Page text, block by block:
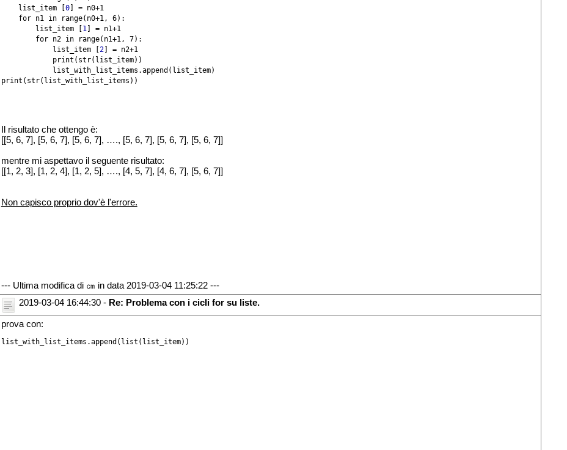
    list_item [
0] = n0+1
    for n1 in range(n0+1, 6):
        list_item [
1] = n1+1
        for n2 in range(n1+1, 7):
            list_item [
2] = n2+1
            print(str(list_item))
            list_with_list_items.append(list_item)
print(str(list_with_list_items))
Il risultato che ottengo è:
[[5, 6, 7], [5, 6, 7], [5, 6, 7], …., [5, 6, 7], [5, 6, 7], [5, 6, 7]]
mentre mi aspettavo il seguente risultato:
[[1, 2, 3], [1, 2, 4], [1, 2, 5], …., [4, 5, 7], [4, 6, 7], [5, 6, 7]]
Non capisco proprio dov'è l'errore.
--- Ultima modifica di ㎝ in data 2019-03-04 11:25:22 ---
2019-03-04 16:44:30 - Re: Problema con i cicli for su liste.
prova con:
list_with_list_items.append(list(list_item))